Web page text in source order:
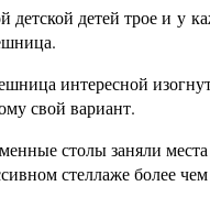
детской детей трое и у
интересной
свой вариант.
столы заняли
стеллаже более